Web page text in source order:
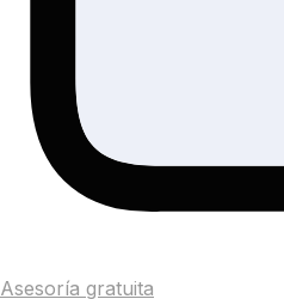
Asesoría gratuita